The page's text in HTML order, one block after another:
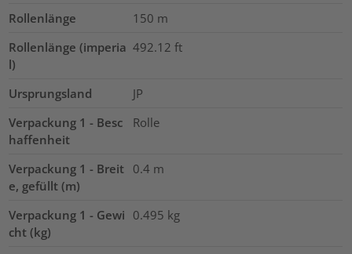
Rollenlänge 150 m
Rollenlänge (imperia
l)
492.12 ft
Ursprungsland
JP
Verpackung 1 - Besc
haffenheit
Rolle
Verpackung 1 - Breit
e, gefüllt (m)
0.4 m
Verpackung 1 - Gewi
cht (kg)
0.495 kg